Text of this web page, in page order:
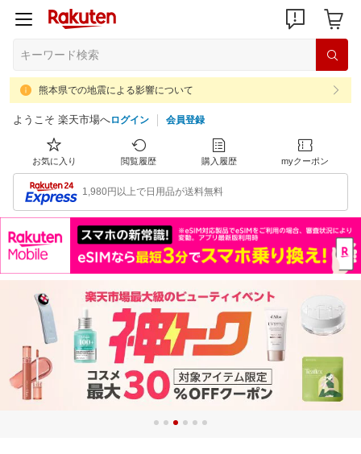
熊本県での地震による影響について
ようこそ 楽天市場へログイン 会員登録
お気に入り 閲覧履歴 購入履歴 myクーポン
1,980円以上で日用品が送料無料